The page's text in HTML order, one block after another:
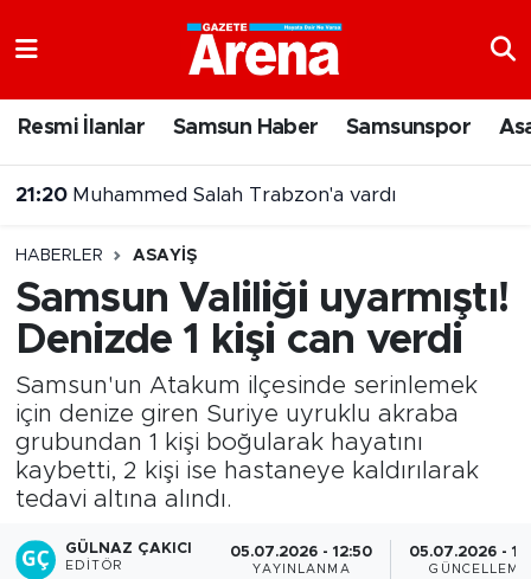
Resmi İlanlar Samsun Haber Samsunspor
20:43 Şehit Yakınları ve Gazilere Yönelik Kanun Teklifi Komisyonda
HABERLER ASAYIŞ
Samsun Valiliği uyarmıştı!
Denizde 1 kişi can verdi
Samsun'un Atakum ilçesinde serinlemek
için denize giren Suriye uyruklu akraba
grubundan 1 kişi boğularak hayatını
kaybetti, 2 kişi ise hastaneye kaldırılarak
tedavi altına alındı.
GÜLNAZ ÇAKICI
EDITÖR
05.07.2026 - 12:50
YAYINLANMA
05.07.2026 -
GÜNCELLEME
Trafik Durumu
Süper Lig Puan Durumu ve Fikstür
Tüm Manşetler
Son Dakika Haberleri
Haber Arşivi